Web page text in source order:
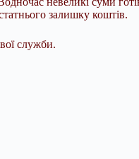
залишку коштів.
служби.